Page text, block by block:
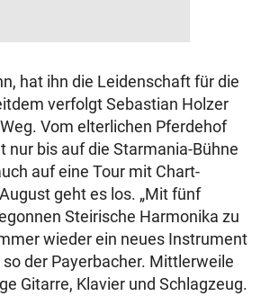
hat ihn die Leidenschaft für die
verfolgt Sebastian Holzer
Vom elterlichen Pferdehof
nur bis auf die Starmania-Bühne
auf eine Tour mit Chart-
geht es los. „Mit fünf
Steirische Harmonika zu
wieder ein neues Instrument
so der Payerbacher. Mittlerweile
Gitarre, Klavier und Schlagzeug.